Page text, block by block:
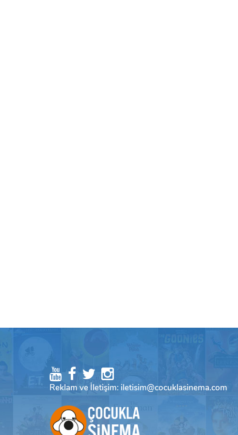
Reklam ve İletişim: iletisim@cocuklasinema.com